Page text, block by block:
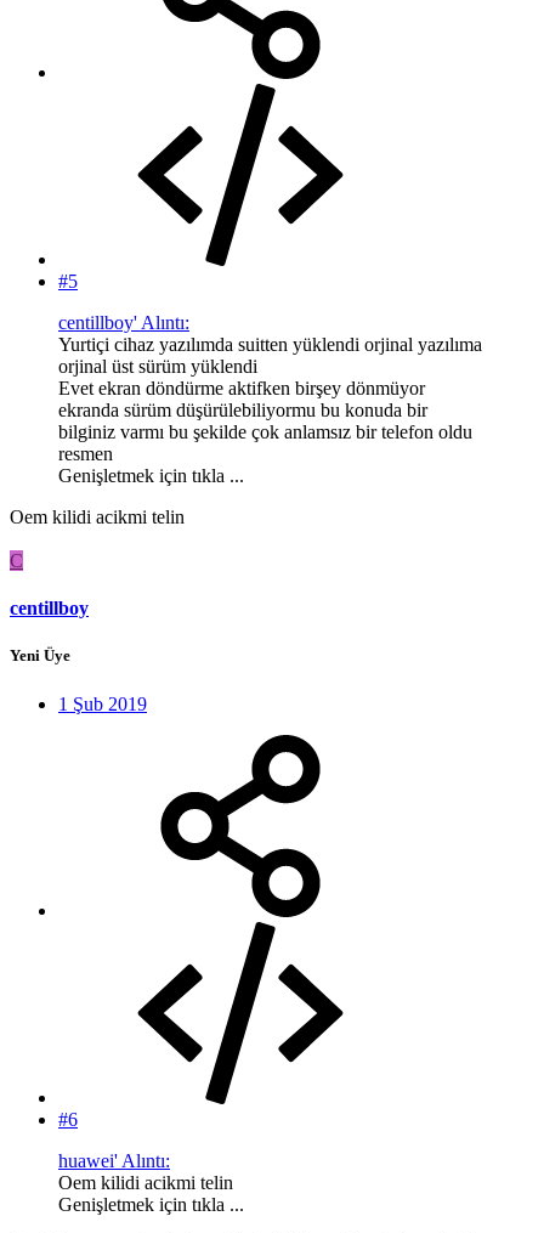
#5
centillboy' Alıntı:
Yurtiçi cihaz yazılımda suitten yüklendi orjinal yazılıma
orjinal üst sürüm yüklendi
Evet ekran döndürme aktifken birşey dönmüyor
ekranda sürüm düşürülebiliyormu bu konuda bir
bilginiz varmı bu şekilde çok anlamsız bir telefon oldu
resmen
Genişletmek için tıkla ...
Oem kilidi acikmi telin
C
centillboy
Yeni Üye
1 Şub 2019
#6
huawei' Alıntı:
Oem kilidi acikmi telin
Genişletmek için tıkla ...